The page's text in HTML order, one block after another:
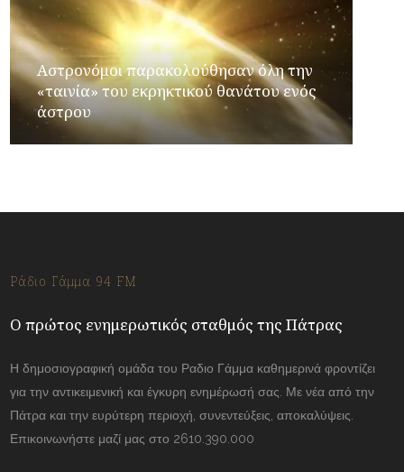
Αστρονόμοι παρακολούθησαν όλη την
«ταινία» του εκρηκτικού θανάτου ενός
άστρου
Ράδιο Γάμμα 94 FM
Ο πρώτος ενημερωτικός σταθμός της Πάτρας
Η δημοσιογραφική ομάδα του Ραδιο Γάμμα καθημερινά φροντίζει
για την αντικειμενική και έγκυρη ενημέρωσή σας. Με νέα από την
Πάτρα και την ευρύτερη περιοχή, συνεντεύξεις, αποκαλύψεις.
Επικοινωνήστε μαζί μας στο 2610.390.000